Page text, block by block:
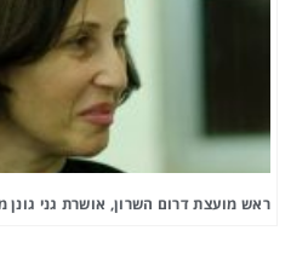
ראש מועצת דרום השרון, אושרת גני גונן